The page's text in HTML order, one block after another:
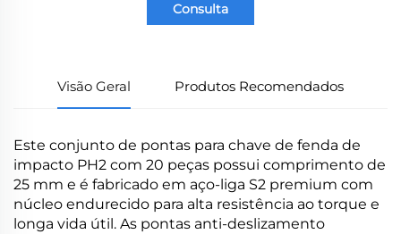
Consulta
Visão Geral Produtos Recomendados
Este conjunto de pontas para chave de fenda de
impacto PH2 com 20 peças possui comprimento de
25 mm e é fabricado em aço-liga S2 premium com
núcleo endurecido para alta resistência ao torque e
longa vida útil. As pontas anti-deslizamento